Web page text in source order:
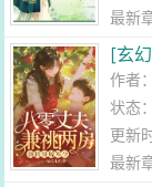
最新
[玄
作者
状态
更新
最新